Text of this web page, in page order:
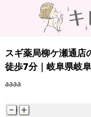
スギ薬局柳ケ瀬通店
徒歩7分｜岐阜県岐
aaaa